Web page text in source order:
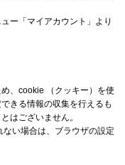
ー「マイアカウント」より
、cookie （クッキー）を使
きる情報の収集を行えるも
はございません。
い場合は、ブラウザの設定